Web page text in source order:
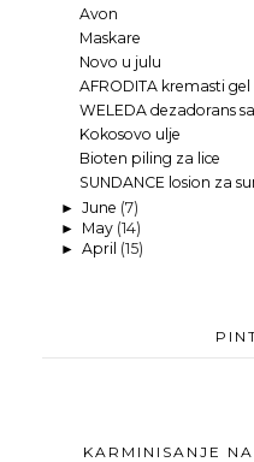
Avon
Maskare
Novo u julu
AFRODITA kremasti
WELEDA dezadorans
Kokosovo ulje
Bioten piling za lice
SUNDANCE losion za
► June (7)
► May (14)
► April (15)
KARMINISANJE